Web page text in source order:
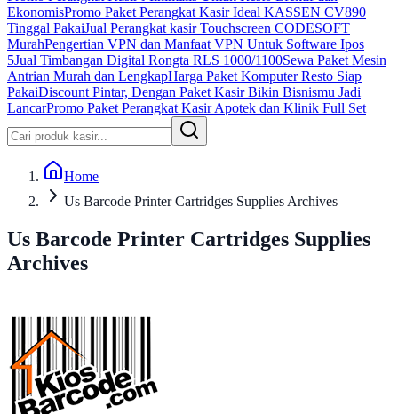
EkonomisPromo Paket Perangkat Kasir Ideal KASSEN CV890
Tinggal PakaiJual Perangkat kasir Touchscreen CODESOFT
MurahPengertian VPN dan Manfaat VPN Untuk Software Ipos
5Jual Timbangan Digital Rongta RLS 1000/1100Sewa Paket Mesin
Antrian Murah dan LengkapHarga Paket Komputer Resto Siap
PakaiDiscount Pintar, Dengan Paket Kasir Bikin Bisnismu Jadi
LancarPromo Paket Perangkat Kasir Apotek dan Klinik Full Set
Home
Us Barcode Printer Cartridges Supplies Archives
Us Barcode Printer Cartridges Supplies
Archives